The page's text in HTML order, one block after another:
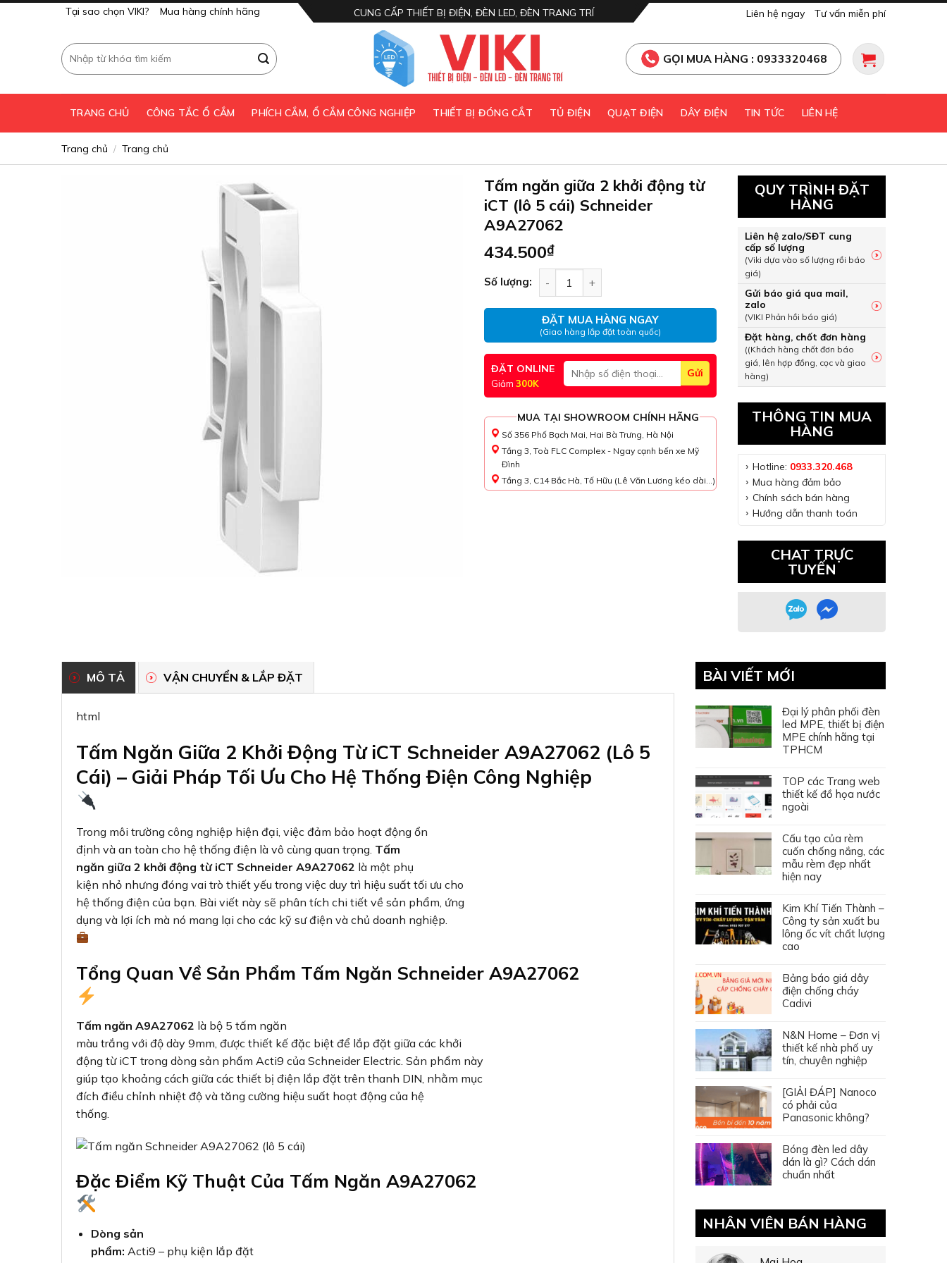
Tại sao chọn VIKI? Mua hàng chính hãng CUNG CẤP THIẾT BỊ ĐIỆN, ĐÈN LED, ĐÈN TRANG TRÍ Liên hệ ngay Tư vấn miễn phí
Tìm
kiếm:
GỌI MUA HÀNG : 0933320468
TRANG CHỦ CÔNG TẮC Ổ CẮM PHÍCH CẮM, Ổ CẮM CÔNG NGHIỆP THIẾT BỊ ĐÓNG CẮT TỦ ĐIỆN QUẠT ĐIỆN DÂY ĐIỆN TIN TỨC LIÊN HỆ
Trang chủ / Trang chủ
Tấm ngăn giữa 2 khởi động từ
iCT (lô 5 cái) Schneider
A9A27062
434.500₫
Số lượng: Tấm ngăn giữa 2 khởi động từ iCT (lô 5 cái) Schneider A9A27062 số lượng
ĐẶT MUA HÀNG NGAY
(Giao hàng lắp đặt toàn quốc)
ĐẶT ONLINE
Giảm 300K
MUA TẠI SHOWROOM CHÍNH HÃNG
Số 356 Phố Bạch Mai, Hai Bà Trưng, Hà Nội
Tầng 3, Toà FLC Complex - Ngay cạnh bến xe Mỹ
Đình
Tầng 3, C14 Bắc Hà, Tố Hữu (Lê Văn Lương kéo dài...)
QUY TRÌNH ĐẶT
HÀNG
Liên hệ zalo/SĐT cung
cấp số lượng
(Viki dựa vào số lượng rồi báo
giá)
Gửi báo giá qua mail,
zalo
(VIKI Phản hồi báo giá)
Đặt hàng, chốt đơn hàng
((Khách hàng chốt đơn báo
giá, lên hợp đồng, cọc và giao
hàng)
THÔNG TIN MUA
HÀNG
Hotline: 0933.320.468
Mua hàng đảm bảo
Chính sách bán hàng
Hướng dẫn thanh toán
CHAT TRỰC
TUYẾN
MÔ TẢ VẬN CHUYỂN & LẮP ĐẶT
html
Tấm Ngăn Giữa 2 Khởi Động Từ iCT Schneider A9A27062 (Lô 5
Cái) – Giải Pháp Tối Ưu Cho Hệ Thống Điện Công Nghiệp
Trong môi trường công nghiệp hiện đại, việc đảm bảo hoạt động ổn
định và an toàn cho hệ thống điện là vô cùng quan trọng. Tấm
ngăn giữa 2 khởi động từ iCT Schneider A9A27062 là một phụ
kiện nhỏ nhưng đóng vai trò thiết yếu trong việc duy trì hiệu suất tối ưu cho
hệ thống điện của bạn. Bài viết này sẽ phân tích chi tiết về sản phẩm, ứng
dụng và lợi ích mà nó mang lại cho các kỹ sư điện và chủ doanh nghiệp.
Tổng Quan Về Sản Phẩm Tấm Ngăn Schneider A9A27062
Tấm ngăn A9A27062 là bộ 5 tấm ngăn
màu trắng với độ dày 9mm, được thiết kế đặc biệt để lắp đặt giữa các khởi
động từ iCT trong dòng sản phẩm Acti9 của Schneider Electric. Sản phẩm này
giúp tạo khoảng cách giữa các thiết bị điện lắp đặt trên thanh DIN, nhằm mục
đích điều chỉnh nhiệt độ và tăng cường hiệu suất hoạt động của hệ
thống.
Đặc Điểm Kỹ Thuật Của Tấm Ngăn A9A27062
Dòng sản
phẩm: Acti9 – phụ kiện lắp đặt
BÀI VIẾT MỚI
Đại lý phân phối đèn
led MPE, thiết bị điện
MPE chính hãng tại
TPHCM
TOP các Trang web
thiết kế đồ họa nước
ngoài
Cấu tạo của rèm
cuốn chống nắng, các
mẫu rèm đẹp nhất
hiện nay
Kim Khí Tiến Thành –
Công ty sản xuất bu
lông ốc vít chất lượng
cao
Bảng báo giá dây
điện chống cháy
Cadivi
N&N Home – Đơn vị
thiết kế nhà phố uy
tín, chuyên nghiệp
[GIẢI ĐÁP] Nanoco
có phải của
Panasonic không?
Bóng đèn led dây
dán là gì? Cách dán
chuẩn nhất
NHÂN VIÊN BÁN HÀNG